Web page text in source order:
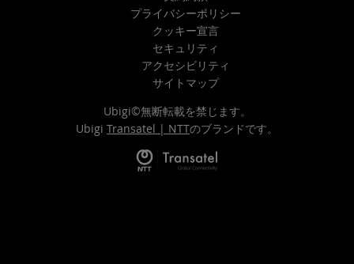
プライバシーポリシー
クッキー宣言
セキュリティ
アクセシビリティ
サイトマップ
Ubigi©無断転載を禁じます。
Ubigi Transatel | NTTのブランドです。